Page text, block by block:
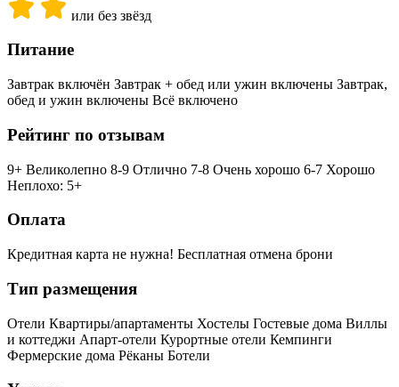
или без звёзд
Питание
Завтрак включён Завтрак + обед или ужин включены Завтрак,
обед и ужин включены Всё включено
Рейтинг по отзывам
9+ Великолепно 8-9 Отлично 7-8 Очень хорошо 6-7 Хорошо
Неплохо: 5+
Оплата
Кредитная карта не нужна! Бесплатная отмена брони
Тип размещения
Отели Квартиры/апартаменты Хостелы Гостевые дома Виллы
и коттеджи Апарт-отели Курортные отели Кемпинги
Фермерские дома Рёканы Ботели